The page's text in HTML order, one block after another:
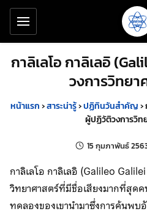
ข้ามไปยังเนื้อหาหลัก
เครื่องมือช่วยเหลือ
กาลิเลโอ กาลิเลอิ
วงการวิทยา
หน้าแรก›สาระน่ารู้›ปฏิทินวันสำคัญ›
ผู้ปฏิวัติวงการวิท
15 กุมภาพันธ์
กาลิเลโอ กาลิเลอิ (Galileo
วิทยาศาสตร์ที่มีชื่อเสียงมากที่สุด
ทดลองของเขานำมาซึ่งการค้นพบ